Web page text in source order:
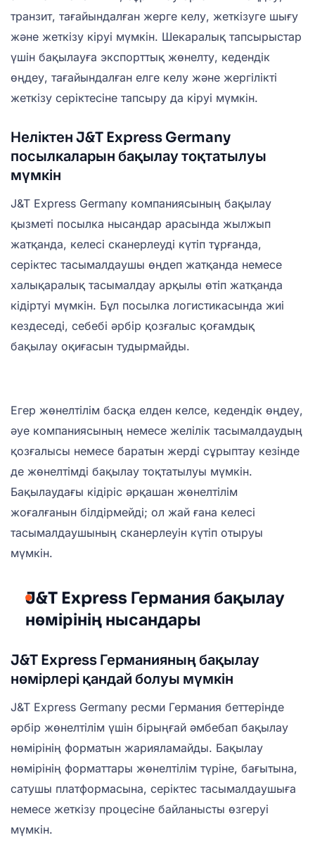
транзит, тағайындалған жерге келу, жеткізуге шығу
және жеткізу кіруі мүмкін. Шекаралық тапсырыстар
үшін бақылауға экспорттық жөнелту, кедендік
өңдеу, тағайындалған елге келу және жергілікті
жеткізу серіктесіне тапсыру да кіруі мүмкін.
Неліктен J&T Express Germany
посылкаларын бақылау тоқтатылуы
мүмкін
J&T Express Germany компаниясының бақылау
қызметі посылка нысандар арасында жылжып
жатқанда, келесі сканерлеуді күтіп тұрғанда,
серіктес тасымалдаушы өңдеп жатқанда немесе
халықаралық тасымалдау арқылы өтіп жатқанда
кідіртуі мүмкін. Бұл посылка логистикасында жиі
кездеседі, себебі әрбір қозғалыс қоғамдық
бақылау оқиғасын тудырмайды.
Егер жөнелтілім басқа елден келсе, кедендік өңдеу,
әуе компаниясының немесе желілік тасымалдаудың
қозғалысы немесе баратын жерді сұрыптау кезінде
де жөнелтімді бақылау тоқтатылуы мүмкін.
Бақылаудағы кідіріс әрқашан жөнелтілім
жоғалғанын білдірмейді; ол жай ғана келесі
тасымалдаушының сканерлеуін күтіп отыруы
мүмкін.
J&T Express Германия бақылау
нөмірінің нысандары
J&T Express Германияның бақылау
нөмірлері қандай болуы мүмкін
J&T Express Germany ресми Германия беттерінде
әрбір жөнелтілім үшін бірыңғай әмбебап бақылау
нөмірінің форматын жарияламайды. Бақылау
нөмірінің форматтары жөнелтілім түріне, бағытына,
сатушы платформасына, серіктес тасымалдаушыға
немесе жеткізу процесіне байланысты өзгеруі
мүмкін.